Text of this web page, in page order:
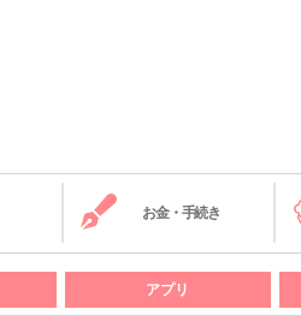
お金・手続き
アプリ